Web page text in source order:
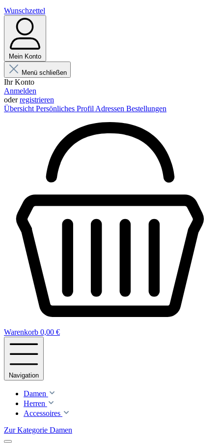
Wunschzettel
Mein Konto
Menü schließen
Ihr Konto
Anmelden
oderregistrieren
Übersicht Persönliches Profil Adressen Bestellungen
Warenkorb 0,00 €
Navigation
Damen
Herren
Accessoires
Zur Kategorie Damen